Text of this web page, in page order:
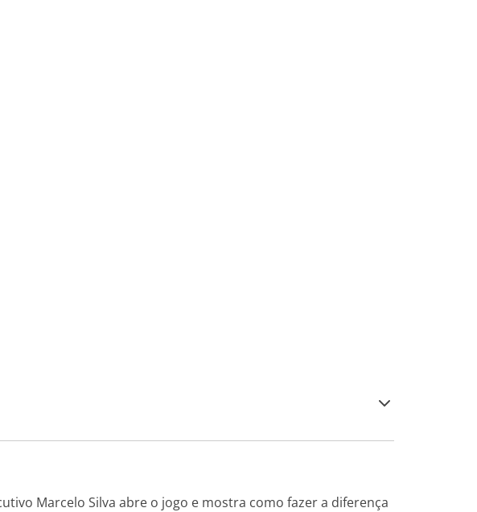
Marcelo Silva abre o jogo e mostra como fazer a diferença